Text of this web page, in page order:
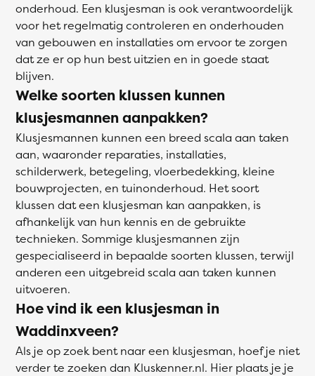
onderhoud. Een klusjesman is ook verantwoordelijk
voor het regelmatig controleren en onderhouden
van gebouwen en installaties om ervoor te zorgen
dat ze er op hun best uitzien en in goede staat
blijven.
Welke soorten klussen kunnen
klusjesmannen aanpakken?
Klusjesmannen kunnen een breed scala aan taken
aan, waaronder reparaties, installaties,
schilderwerk, betegeling, vloerbedekking, kleine
bouwprojecten, en tuinonderhoud. Het soort
klussen dat een klusjesman kan aanpakken, is
afhankelijk van hun kennis en de gebruikte
technieken. Sommige klusjesmannen zijn
gespecialiseerd in bepaalde soorten klussen, terwijl
anderen een uitgebreid scala aan taken kunnen
uitvoeren.
Hoe vind ik een klusjesman in
Waddinxveen?
Als je op zoek bent naar een klusjesman, hoef je niet
verder te zoeken dan Kluskenner.nl. Hier plaats je je